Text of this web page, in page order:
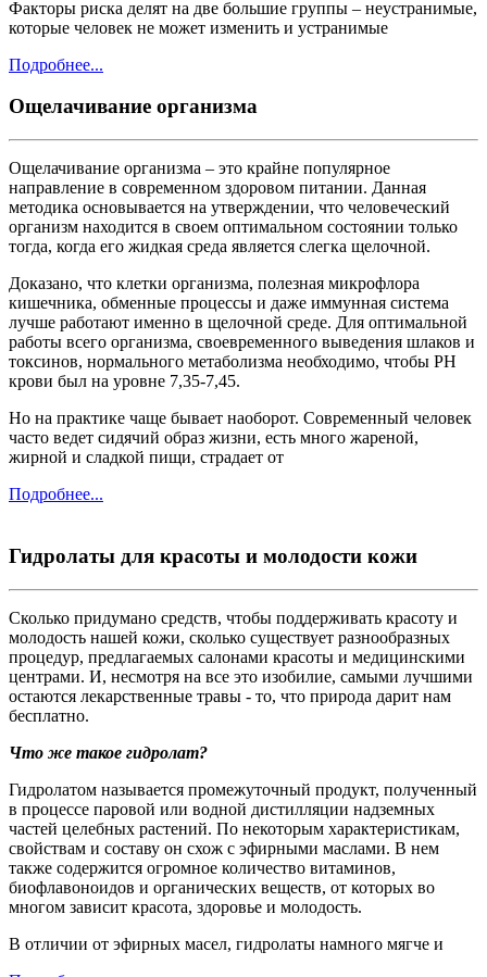
Факторы риска делят на две большие группы – неустранимые,
которые человек не может изменить и устранимые
Подробнее...
Ощелачивание организма
Ощелачивание организма – это крайне популярное
направление в современном здоровом питании. Данная
методика основывается на утверждении, что человеческий
организм находится в своем оптимальном состоянии только
тогда, когда его жидкая среда является слегка щелочной.
Доказано, что клетки организма, полезная микрофлора
кишечника, обменные процессы и даже иммунная система
лучше работают именно в щелочной среде. Для оптимальной
работы всего организма, своевременного выведения шлаков и
токсинов, нормального метаболизма необходимо, чтобы PH
крови был на уровне 7,35-7,45.
Но на практике чаще бывает наоборот. Современный человек
часто ведет сидячий образ жизни, есть много жареной,
жирной и сладкой пищи, страдает от
Подробнее...
Гидролаты для красоты и молодости кожи
Сколько придумано средств, чтобы поддерживать красоту и
молодость нашей кожи, сколько существует разнообразных
процедур, предлагаемых салонами красоты и медицинскими
центрами. И, несмотря на все это изобилие, самыми лучшими
остаются лекарственные травы - то, что природа дарит нам
бесплатно.
Что же такое гидролат?
Гидролатом называется промежуточный продукт, полученный
в процессе паровой или водной дистилляции надземных
частей целебных растений. По некоторым характеристикам,
свойствам и составу он схож с эфирными маслами. В нем
также содержится огромное количество витаминов,
биофлавоноидов и органических веществ, от которых во
многом зависит красота, здоровье и молодость.
В отличии от эфирных масел, гидролаты намного мягче и